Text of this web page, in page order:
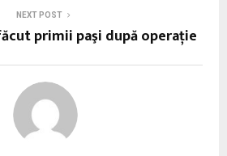
NEXT POST
primii paşi după operaţie